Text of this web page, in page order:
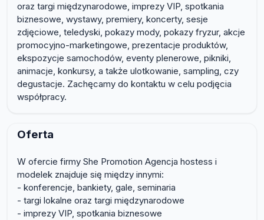
oraz targi międzynarodowe, imprezy VIP, spotkania
biznesowe, wystawy, premiery, koncerty, sesje
zdjęciowe, teledyski, pokazy mody, pokazy fryzur, akcje
promocyjno-marketingowe, prezentacje produktów,
ekspozycje samochodów, eventy plenerowe, pikniki,
animacje, konkursy, a także ulotkowanie, sampling, czy
degustacje. Zachęcamy do kontaktu w celu podjęcia
współpracy.
Oferta
W ofercie firmy She Promotion Agencja hostess i
modelek znajduje się między innymi:
- konferencje, bankiety, gale, seminaria
- targi lokalne oraz targi międzynarodowe
- imprezy VIP, spotkania biznesowe